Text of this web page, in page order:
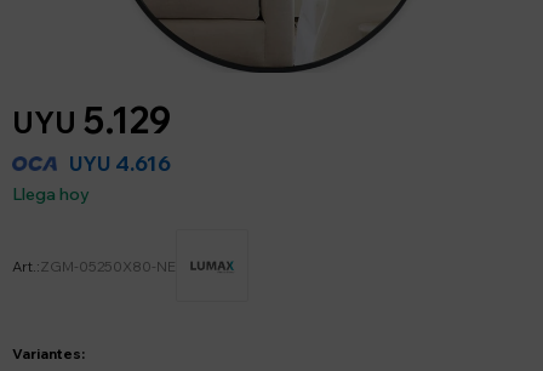
UYU 5.129
UYU 4.616
Llega hoy
ZGM-05250X80-NE
Variantes: